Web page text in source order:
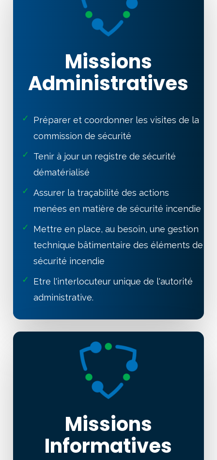
Missions
Administratives
✓
Préparer et coordonner les visites de la
commission de sécurité
✓
Tenir à jour un registre de sécurité
dématérialisé
✓ Assurer la traçabilité des actions
menées en matière de sécurité incendie
✓
Mettre en place, au besoin, une gestion
technique bâtimentaire des éléments de
sécurité incendie
✓
Etre l'interlocuteur unique de l'autorité
administrative.
Missions
Informatives